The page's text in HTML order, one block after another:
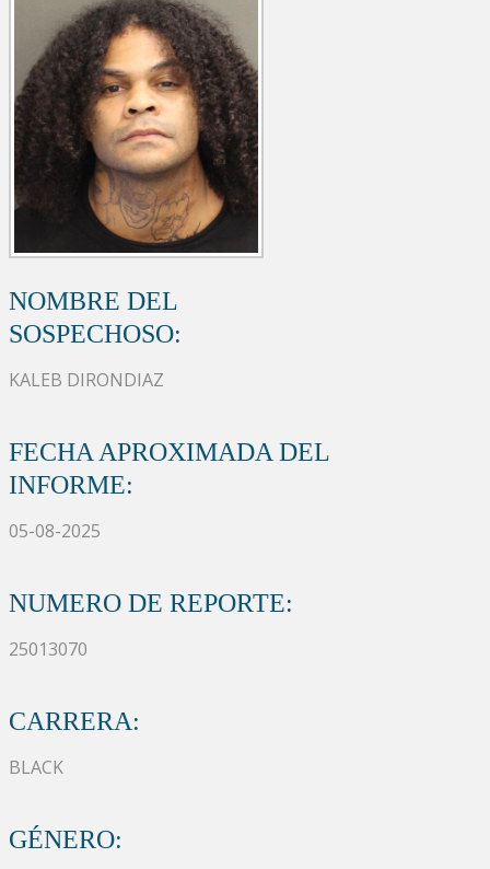
NOMBRE DEL
SOSPECHOSO:
KALEB DIRONDIAZ
FECHA APROXIMADA DEL
INFORME:
05-08-2025
NUMERO DE REPORTE:
25013070
CARRERA:
BLACK
GÉNERO: